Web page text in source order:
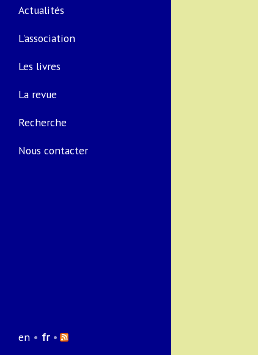
Actualités
L'association
Les livres
La revue
Recherche
Nous contacter
en • fr•